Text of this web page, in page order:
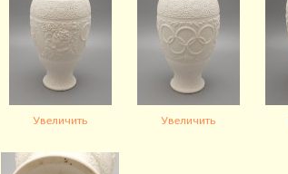
Увеличить Увеличить